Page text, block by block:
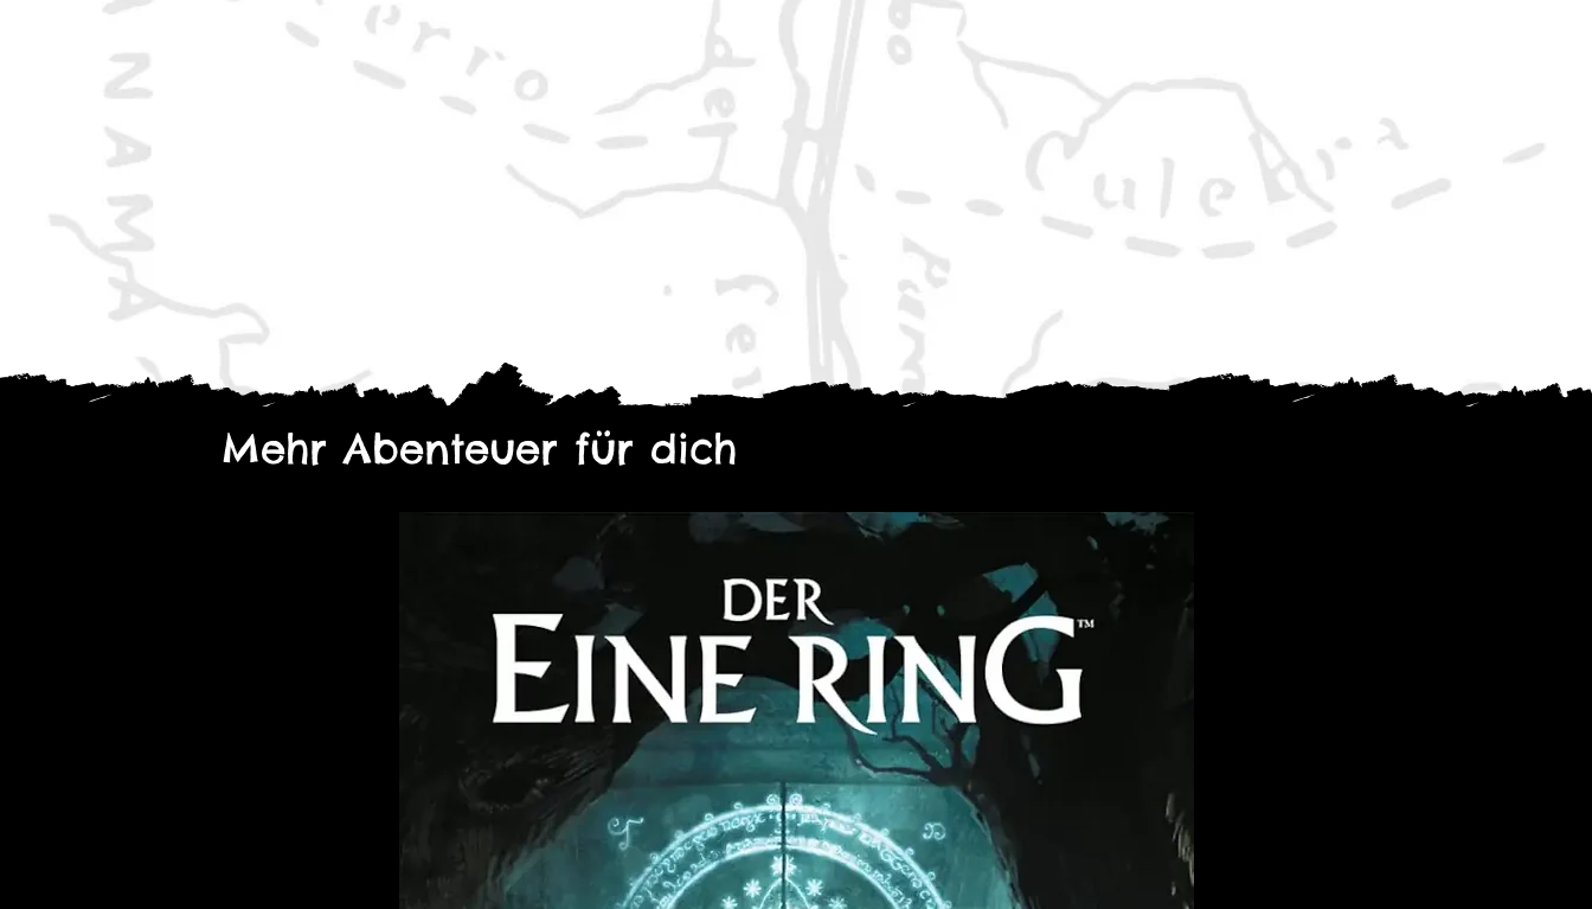
Tipps und Hinweise für neue und erfahrene Spielleitungen
Vorschläge für zusätzliche Investigatoren bei größeren Gruppen
Übersicht der wichtigsten Regeln im Band enthalten
Neue Spielgruppen, die direkt loslegen wollen
Erfahrene Cthulhu-Runden, die ein kurzes, aber intensives
Conventions oder Zwischendurch benötigen
Fans atmosphärischer Horrorabenteuer mit flexibler Spieldauer
Mehr Abenteuer für dich